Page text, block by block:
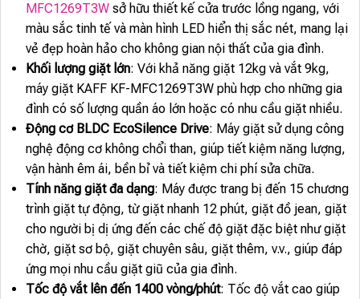
MFC1269T3Wsở hữu thiết kế cửa trước lồng ngang, với
màu sắc tinh tế và màn hình LED hiển thị sắc nét, mang lại
vẻ đẹp hoàn hảo cho không gian nội thất của gia đình.
Khối lượng giặt lớn: Với khả năng giặt 12kg và vắt 9kg,
máy giặt KAFF KF-MFC1269T3W phù hợp cho những gia
đình có số lượng quần áo lớn hoặc có nhu cầu giặt nhiều.
Động cơ BLDC EcoSilence Drive: Máy giặt sử dụng công
nghệ động cơ không chổi than, giúp tiết kiệm năng lượng,
vận hành êm ái, bền bỉ và tiết kiệm chi phí sửa chữa.
Tính năng giặt đa dạng: Máy được trang bị đến 15 chương
trình giặt tự động, từ giặt nhanh 12 phút, giặt đồ jean, giặt
cho người bị dị ứng đến các chế độ giặt đặc biệt như giặt
chờ, giặt sơ bộ, giặt chuyên sâu, giặt thêm, v.v., giúp đáp
ứng mọi nhu cầu giặt giũ của gia đình.
Tốc độ vắt lên đến 1400 vòng/phút: Tốc độ vắt cao giúp